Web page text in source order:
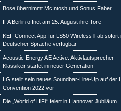
Bose übernimmt McIntosh und Sonus Faber
IFA Berlin öffnet am 25. August ihre Tore
KEF Connect App für LS50 Wireless ll ab sofort
Deutscher Sprache verfügbar
Acoustic Energy AE Active: Aktivlautsprecher-
Klassiker startet in neuer Generation
LG stellt sein neues Soundbar-Line-Up auf der
Convention 2022 vor
Die „World of HiFi“ feiert in Hannover Jubiläum